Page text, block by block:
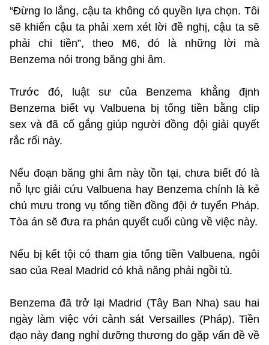
“Đừng lo lắng, cậu ta không có quyền lựa chọn. Tôi
sẽ khiến cậu ta phải xem xét lời đề nghị, cậu ta sẽ
phải chi tiền”, theo M6, đó là những lời mà
Benzema nói trong băng ghi âm.
Trước đó, luật sư của Benzema khẳng định
Benzema biết vụ Valbuena bị tống tiền bằng clip
sex và đã cố gắng giúp người đồng đội giải quyết
rắc rối này.
Nếu đoạn băng ghi âm này tồn tại, chưa biết đó là
nỗ lực giải cứu Valbuena hay Benzema chính là kẻ
chủ mưu trong vụ tống tiền đồng đội ở tuyển Pháp.
Tòa án sẽ đưa ra phán quyết cuối cùng về việc này.
Nếu bị kết tội có tham gia tống tiền Valbuena, ngôi
sao của Real Madrid có khả năng phải ngồi tù.
Benzema đã trở lại Madrid (Tây Ban Nha) sau hai
ngày làm việc với cảnh sát Versailles (Pháp). Tiền
đạo này đang nghỉ dưỡng thương do gặp vấn đề về